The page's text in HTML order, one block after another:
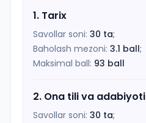
1. Tarix
Savollar soni: 30 ta;
Baholash mezoni: 3.1 ball;
Maksimal ball: 93 ball
2. Ona tili va adabiyoti
Savollar soni: 30 ta;